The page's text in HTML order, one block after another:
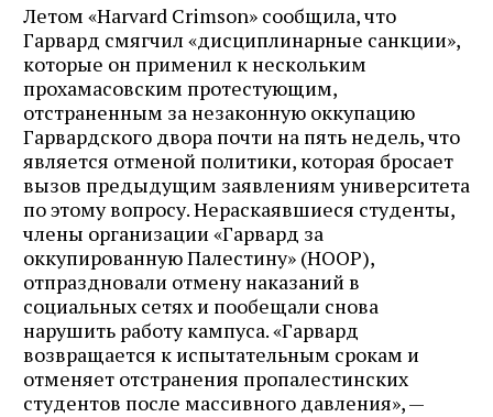
Летом «Harvard Crimson» сообщила, что
Гарвард смягчил «дисциплинарные санкции»,
которые он применил к нескольким
прохамасовским протестующим,
отстраненным за незаконную оккупацию
Гарвардского двора почти на пять недель, что
является отменой политики, которая бросает
вызов предыдущим заявлениям университета
по этому вопросу. Нераскаявшиеся студенты,
члены организации «Гарвард за
оккупированную Палестину» (HOOP),
отпраздновали отмену наказаний в
социальных сетях и пообещали снова
нарушить работу кампуса. «Гарвард
возвращается к испытательным срокам и
отменяет отстранения пропалестинских
студентов после массивного давления», —